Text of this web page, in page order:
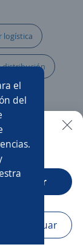
el
del
logística
distribución
Abrir
Continuar